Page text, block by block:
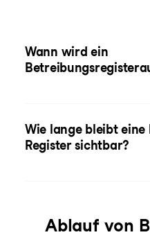
Wann wird ein
Wie lange bleibt
Register sichtbar?
Ablauf von